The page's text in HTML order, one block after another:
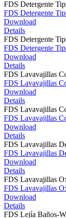
FDS Detergente
FDS Detergente
Download
Details
FDS Detergente
FDS Detergente
Download
Details
FDS Lavavajillas
FDS Lavavajillas
Download
Details
FDS Lavavajillas
FDS Lavavajillas
Download
Details
FDS Lavavajillas
FDS Lavavajillas
Download
Details
FDS Lavavajillas
FDS Lavavajillas
Download
Details
FDS Lejía Baños-